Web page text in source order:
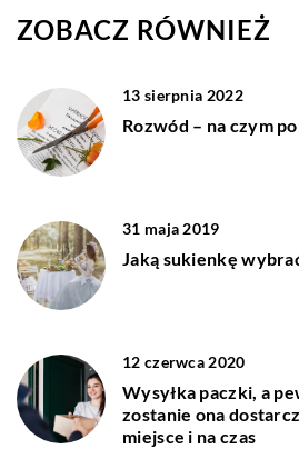
ZOBACZ RÓWNIEŻ
13 sierpnia 2022
Rozwód – na czym
31 maja 2019
Jaką sukienkę
12 czerwca 2020
Wysyłka paczki, a
zostanie ona
miejsce i na czas